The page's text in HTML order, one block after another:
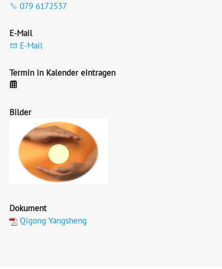
079 6172537
E-Mail
E-Mail
Termin in Kalender eintragen
Bilder
Dokument
Qigong Yangsheng